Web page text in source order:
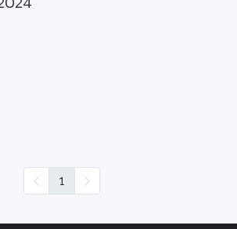
1